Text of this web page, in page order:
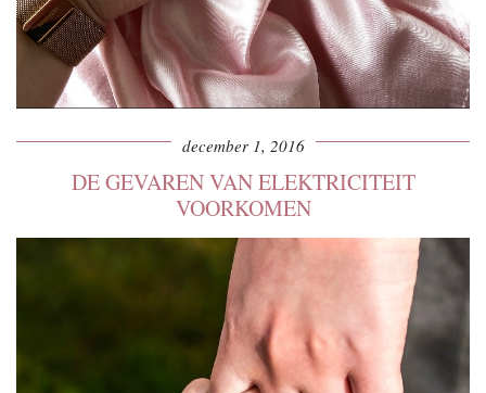
december 1, 2016
DE GEVAREN VAN ELEKTRICITEIT
VOORKOMEN